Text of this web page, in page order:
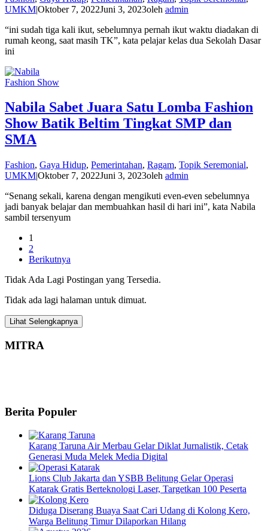
UMKM|Oktober 7, 2022Juni 3, 2023oleh admin
“ini sudah tiga kali ikut, sebelumnya pernah ikut waktu diadakan di
rumah keong, saat masih TK”, kata pelajar kelas dua Sekolah Dasar
ini
Fashion Show
Nabila Sabet Juara Satu Lomba Fashion
Show Batik Beltim Tingkat SMP dan
SMA
Fashion, Gaya Hidup, Pemerintahan, Ragam, Topik Seremonial,
UMKM|Oktober 7, 2022Juni 3, 2023oleh admin
“Senang sekali, karena dengan mengikuti even-even sebelumnya
jadi banyak belajar dan membuahkan hasil di hari ini”, kata Nabila
sambil tersenyum
1
2
Berikutnya
Tidak Ada Lagi Postingan yang Tersedia.
Tidak ada lagi halaman untuk dimuat.
Lihat Selengkapnya
MITRA
Berita Populer
Karang Taruna Air Merbau Gelar Diklat Jurnalistik, Cetak
Generasi Muda Melek Media Digital
Lions Club Jakarta dan YSBB Belitung Gelar Operasi
Katarak Gratis Berteknologi Laser, Targetkan 100 Peserta
Diduga Diserang Buaya Saat Cari Udang di Kolong Kero,
Warga Belitung Timur Dilaporkan Hilang